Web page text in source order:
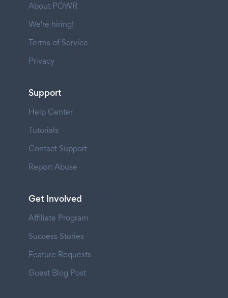
About POWR
We're hiring!
Terms of Service
Privacy
Support
Help Center
Tutorials
Contact Support
Report Abuse
Get Involved
Affiliate Program
Success Stories
Feature Requests
Guest Blog Post